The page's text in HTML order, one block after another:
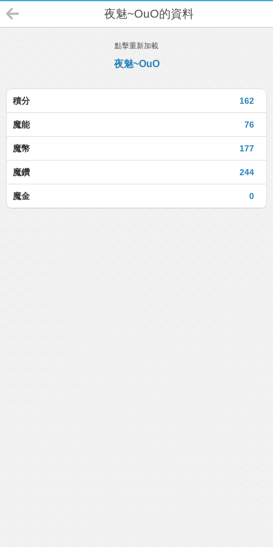
夜魅~OuO的資料
點擊重新加載
夜魅~OuO
162
積分
76
魔能
177
魔幣
244
魔鑽
0
魔金